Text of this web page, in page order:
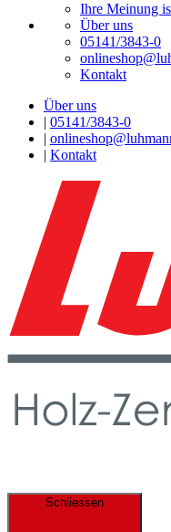
Ihre Meinung
Über uns
05141/3843-0
Kontakt
Über uns
| 05141/3843-0
|
| Kontakt
Schliessen